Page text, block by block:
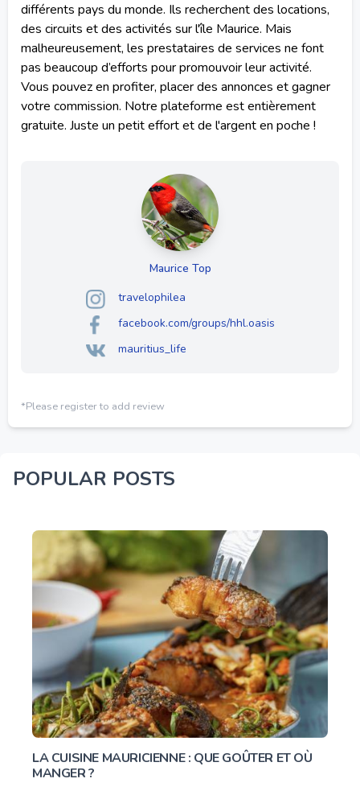
différents pays du monde. Ils recherchent des locations,
des circuits et des activités sur l'île Maurice. Mais
malheureusement, les prestataires de services ne font
pas beaucoup d’efforts pour promouvoir leur activité.
Vous pouvez en profiter, placer des annonces et gagner
votre commission. Notre plateforme est entièrement
gratuite. Juste un petit effort et de l'argent en poche !
Maurice Top
travelophilea
facebook.com/groups/hhl.oasis
mauritius_life
*Please register to add review
POPULAR POSTS
LA CUISINE MAURICIENNE : QUE GOÛTER ET OÙ
MANGER ?